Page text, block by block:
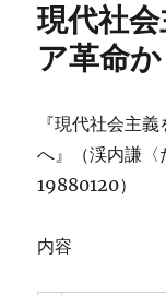
現代社
ア革命
『現代社会主
へ』（渓内謙〈
19880120）
内容